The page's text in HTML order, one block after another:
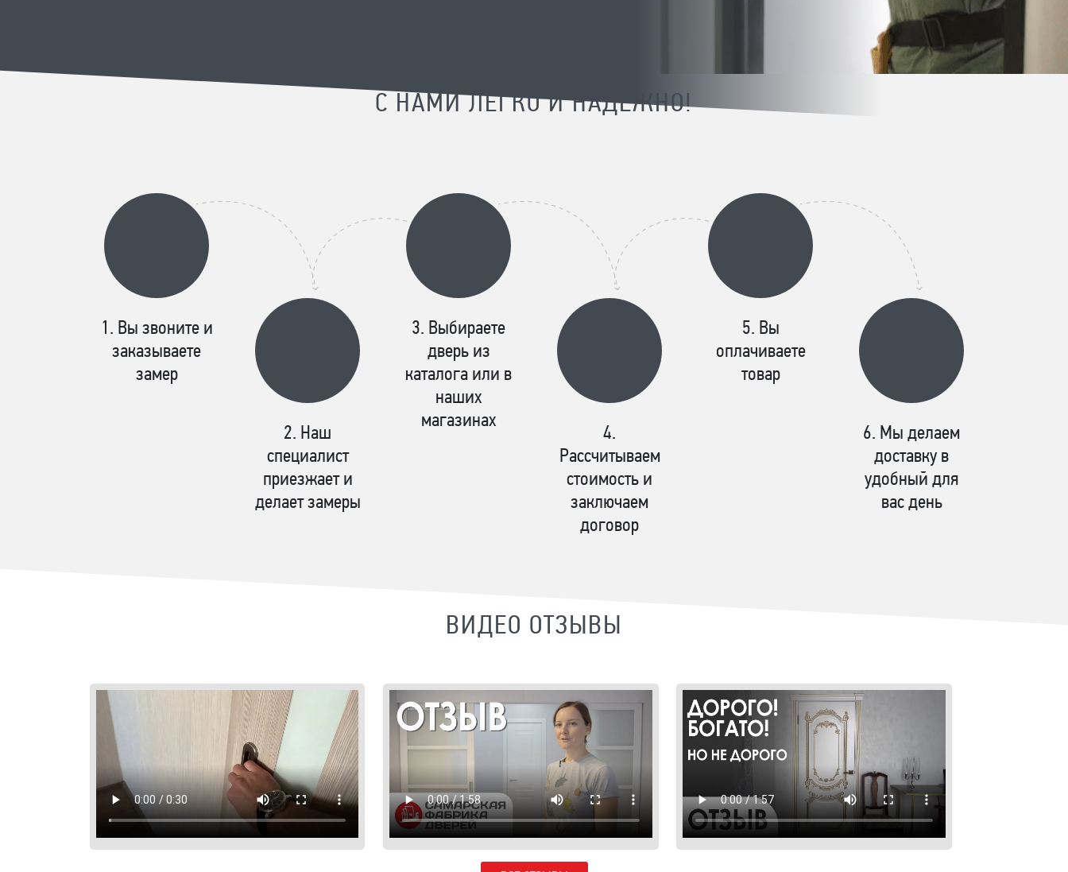
С НАМИ ЛЕГКО И НАДЕЖНО!
Вы звоните и
заказываете
замер
Наш
специалист
приезжает и
делает замеры
Выбираете
дверь из
каталога или в
наших
магазинах
Рассчитываем
стоимость и
заключаем
договор
Вы
оплачиваете
товар
Мы делаем
доставку в
удобный для
вас день
ВИДЕО ОТЗЫВЫ